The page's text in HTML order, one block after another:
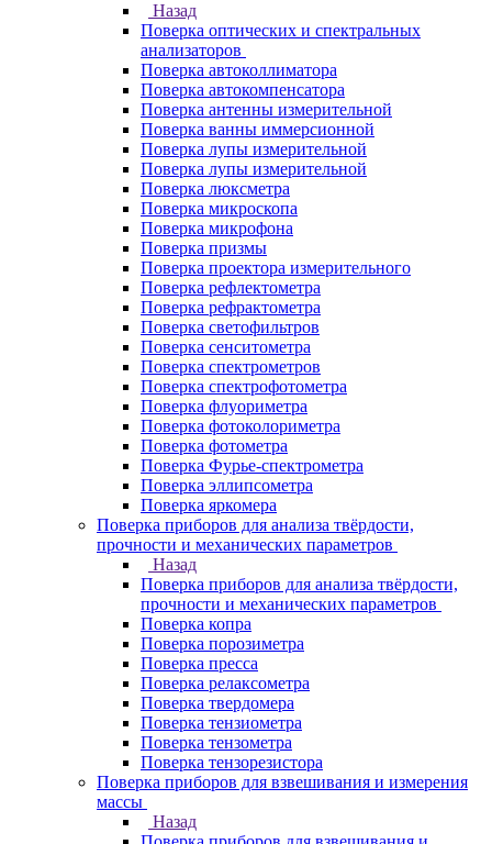
Назад
Поверка оптических и спектральных
анализаторов
Поверка автоколлиматора
Поверка автокомпенсатора
Поверка антенны измерительной
Поверка ванны иммерсионной
Поверка лупы измерительной
Поверка лупы измерительной
Поверка люксметра
Поверка микроскопа
Поверка микрофона
Поверка призмы
Поверка проектора измерительного
Поверка рефлектометра
Поверка рефрактометра
Поверка светофильтров
Поверка сенситометра
Поверка спектрометров
Поверка спектрофотометра
Поверка флуориметра
Поверка фотоколориметра
Поверка фотометра
Поверка Фурье-спектрометра
Поверка эллипсометра
Поверка яркомера
Поверка приборов для анализа твёрдости,
прочности и механических параметров
Назад
Поверка приборов для анализа твёрдости,
прочности и механических параметров
Поверка копра
Поверка порозиметра
Поверка пресса
Поверка релаксометра
Поверка твердомера
Поверка тензиометра
Поверка тензометра
Поверка тензорезистора
Поверка приборов для взвешивания и измерения
массы
Назад